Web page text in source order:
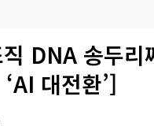
DNA 송두
대전환’]